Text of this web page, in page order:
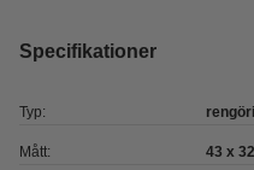
Specifikationer
Typ:
Mått: 43 x